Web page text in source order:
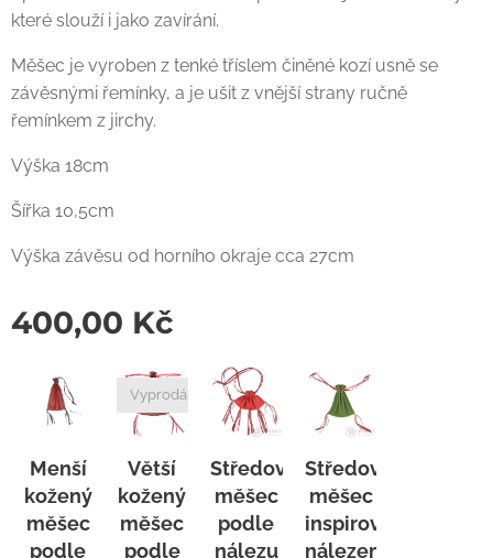
které slouží i jako zavírání.
Měšec je vyroben z tenké tříslem činěné kozí usně se
závěsnými řemínky, a je ušit z vnější strany ručně
řemínkem z jirchy.
Výška 18cm
Šířka 10,5cm
Výška závěsu od horního okraje cca 27cm
400,00 Kč
Menší
kožený
měšec
podle
Větší
kožený
měšec
podle
Vyprodáno
Středověký
měšec
podle
nálezu
Středověký
měšec
inspirovaný
nálezem